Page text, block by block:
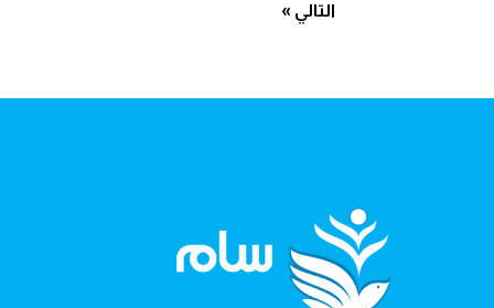
التالي »